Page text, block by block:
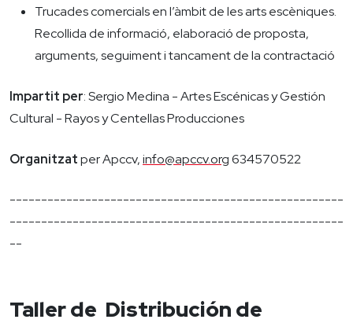
Trucades comercials en l’àmbit de les arts escèniques.
Recollida de informació, elaboració de proposta,
arguments, seguiment i tancament de la contractació
Impartit per: Sergio Medina - Artes Escénicas y Gestión
Cultural - Rayos y Centellas Producciones
Organitzatper Apccv,info@apccv.org634570522
-----------------------------------------------------
-----------------------------------------------------
--
Taller de Distribución de